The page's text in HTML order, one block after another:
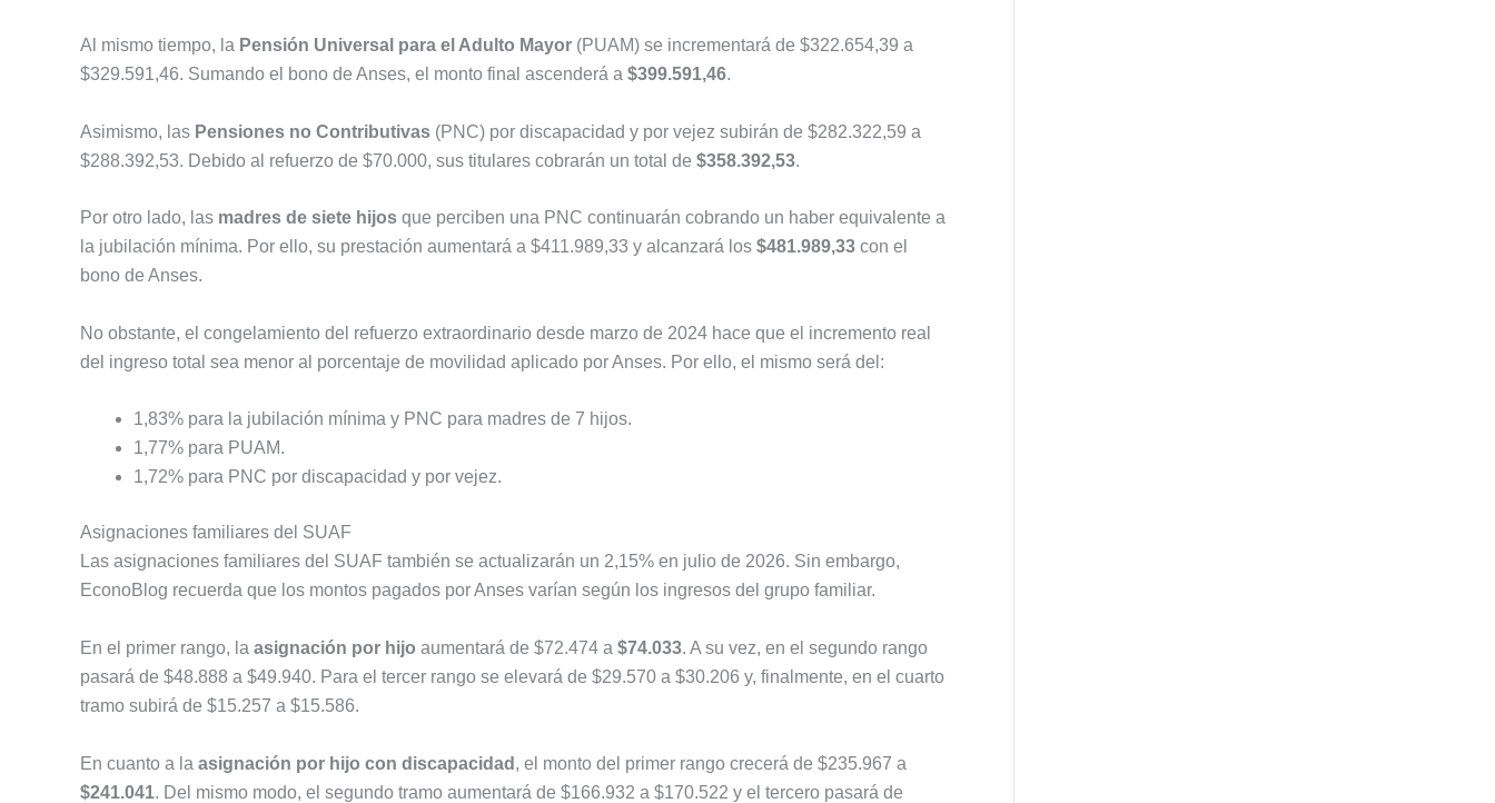
Al mismo tiempo, la Pensión Universal para el Adulto Mayor (PUAM) se incrementará de $322.654,39 a
$329.591,46. Sumando el bono de Anses, el monto final ascenderá a $399.591,46.
Asimismo, las Pensiones no Contributivas (PNC) por discapacidad y por vejez subirán de $282.322,59 a
$288.392,53. Debido al refuerzo de $70.000, sus titulares cobrarán un total de $358.392,53.
Por otro lado, las madres de siete hijos que perciben una PNC continuarán cobrando un haber equivalente a
la jubilación mínima. Por ello, su prestación aumentará a $411.989,33 y alcanzará los $481.989,33 con el
bono de Anses.
No obstante, el congelamiento del refuerzo extraordinario desde marzo de 2024 hace que el incremento real
del ingreso total sea menor al porcentaje de movilidad aplicado por Anses. Por ello, el mismo será del:
1,83% para la jubilación mínima y PNC para madres de 7 hijos.
1,77% para PUAM.
1,72% para PNC por discapacidad y por vejez.
Asignaciones familiares del SUAF
Las asignaciones familiares del SUAF también se actualizarán un 2,15% en julio de 2026. Sin embargo,
EconoBlog recuerda que los montos pagados por Anses varían según los ingresos del grupo familiar.
En el primer rango, la asignación por hijo aumentará de $72.474 a $74.033. A su vez, en el segundo rango
pasará de $48.888 a $49.940. Para el tercer rango se elevará de $29.570 a $30.206 y, finalmente, en el cuarto
tramo subirá de $15.257 a $15.586.
En cuanto a la asignación por hijo con discapacidad , el monto del primer rango crecerá de $235.967 a
$241.041. Del mismo modo, el segundo tramo aumentará de $166.932 a $170.522 y el tercero pasará de